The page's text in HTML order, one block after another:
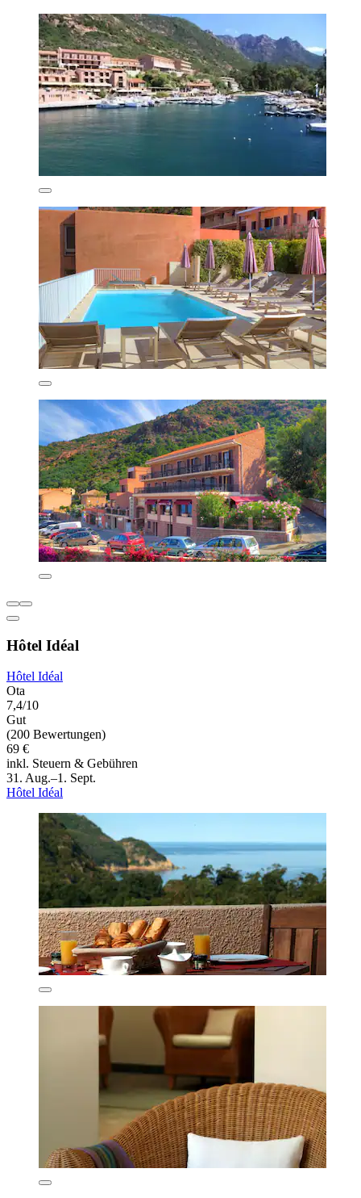
Hôtel Idéal
Hôtel Idéal
Ota
7,4/10
Gut
(200 Bewertungen)
69 €
inkl. Steuern & Gebühren
31. Aug.–1. Sept.
Hôtel Idéal